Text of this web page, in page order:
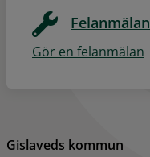
Felanmälan
Gör en felanmälan
Gislaveds kommun